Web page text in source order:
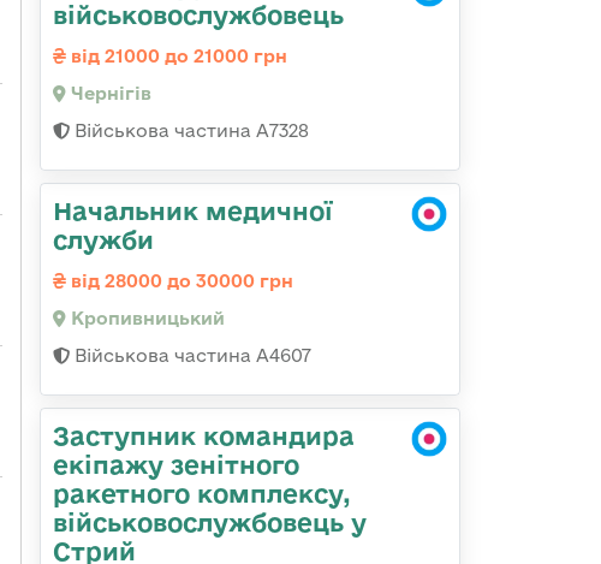
військовослужбовець
від 21000 до 21000 грн
Чернігів
Військова частина А7328
Начальник медичної
служби
від 28000 до 30000 грн
Кропивницький
Військова частина А4607
Заступник командира
екіпажу зенітного
ракетного комплексу,
військовослужбовець у
Стрий